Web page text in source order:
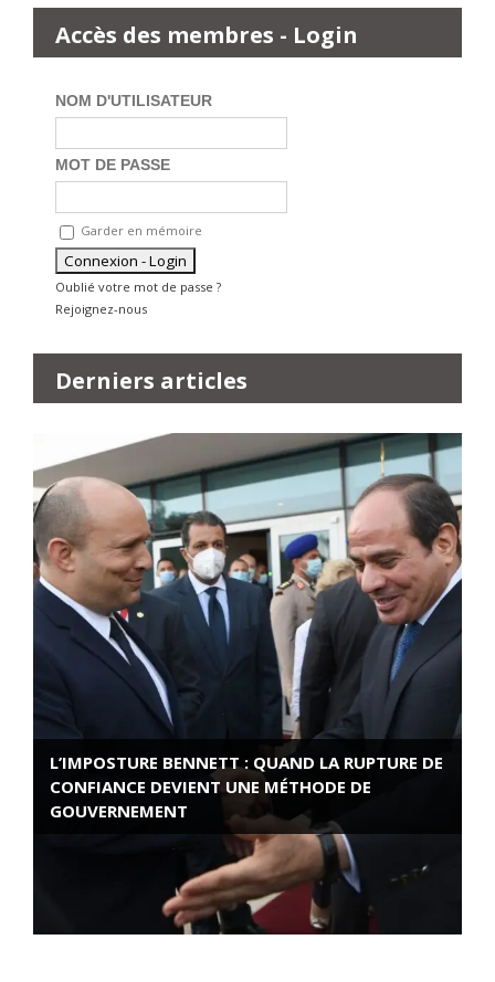
Accès des membres - Login
NOM D'UTILISATEUR
MOT DE PASSE
Garder en mémoire
Oublié votre mot de passe ?
Rejoignez-nous
Derniers articles
L’IMPOSTURE BENNETT : QUAND LA RUPTURE DE
CONFIANCE DEVIENT UNE MÉTHODE DE
GOUVERNEMENT
ROSE VALLAND, HEROÏNE DE LA RESISTANCE